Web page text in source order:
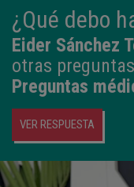
¿Qué debo
Eider Sánchez
otras
Preguntas
VER RESPUESTA